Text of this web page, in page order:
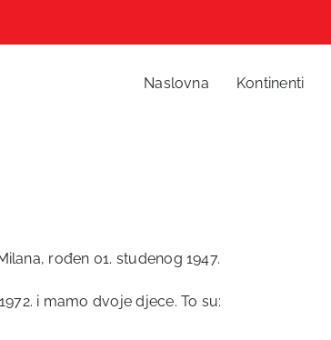
Naslovna Kontinenti
rođen 01. studenog 1947.
i mamo dvoje djece. To su: